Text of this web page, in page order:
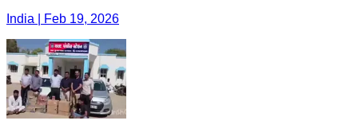
India | Feb 19, 2026